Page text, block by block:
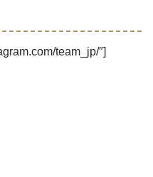
team_jp/″]